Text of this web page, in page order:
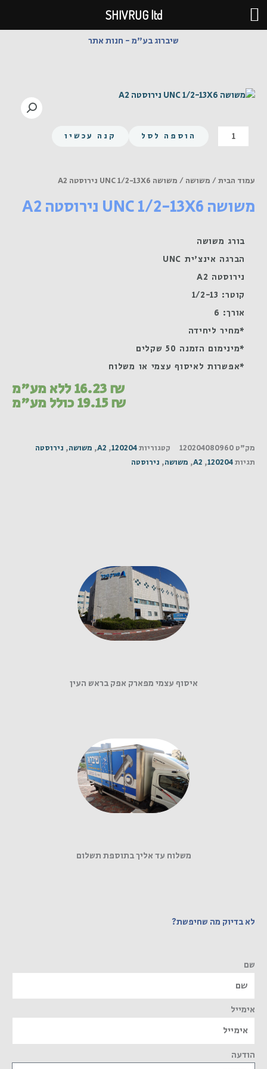
דילוג
לתוכן
שיברוג בע"מ - חנות אתר
כמות
של
13X6
הוספה לסל קנה עכשיו
עמוד הבית/ משושה / משושה UNC 1/2-13X6 נירוסטה A2
משושה UNC 1/2-13X6 נירוסטה A2
בורג משושה
הברגה אינצ'ית UNC
נירוסטה A2
קוטר: 1/2-13
אורך: 6
*מחיר ליחידה
*מינימום הזמנה 50 שקלים
*אפשרות לאיסוף עצמי או משלוח
16.23₪ ללא מע"מ
19.15₪ כולל מע"מ
מק"ט 120204080960 קטגוריות120204
,
A2
, משושה, נירוסטה
תגיות120204
,
A2
, משושה, נירוסטה
איסוף עצמי מפארק אפק בראש העין
משלוח עד אליך בתוספת תשלום
לא בדיוק מה שחיפשת?
שם
אימייל
הודעה
SHIVRUG ltd